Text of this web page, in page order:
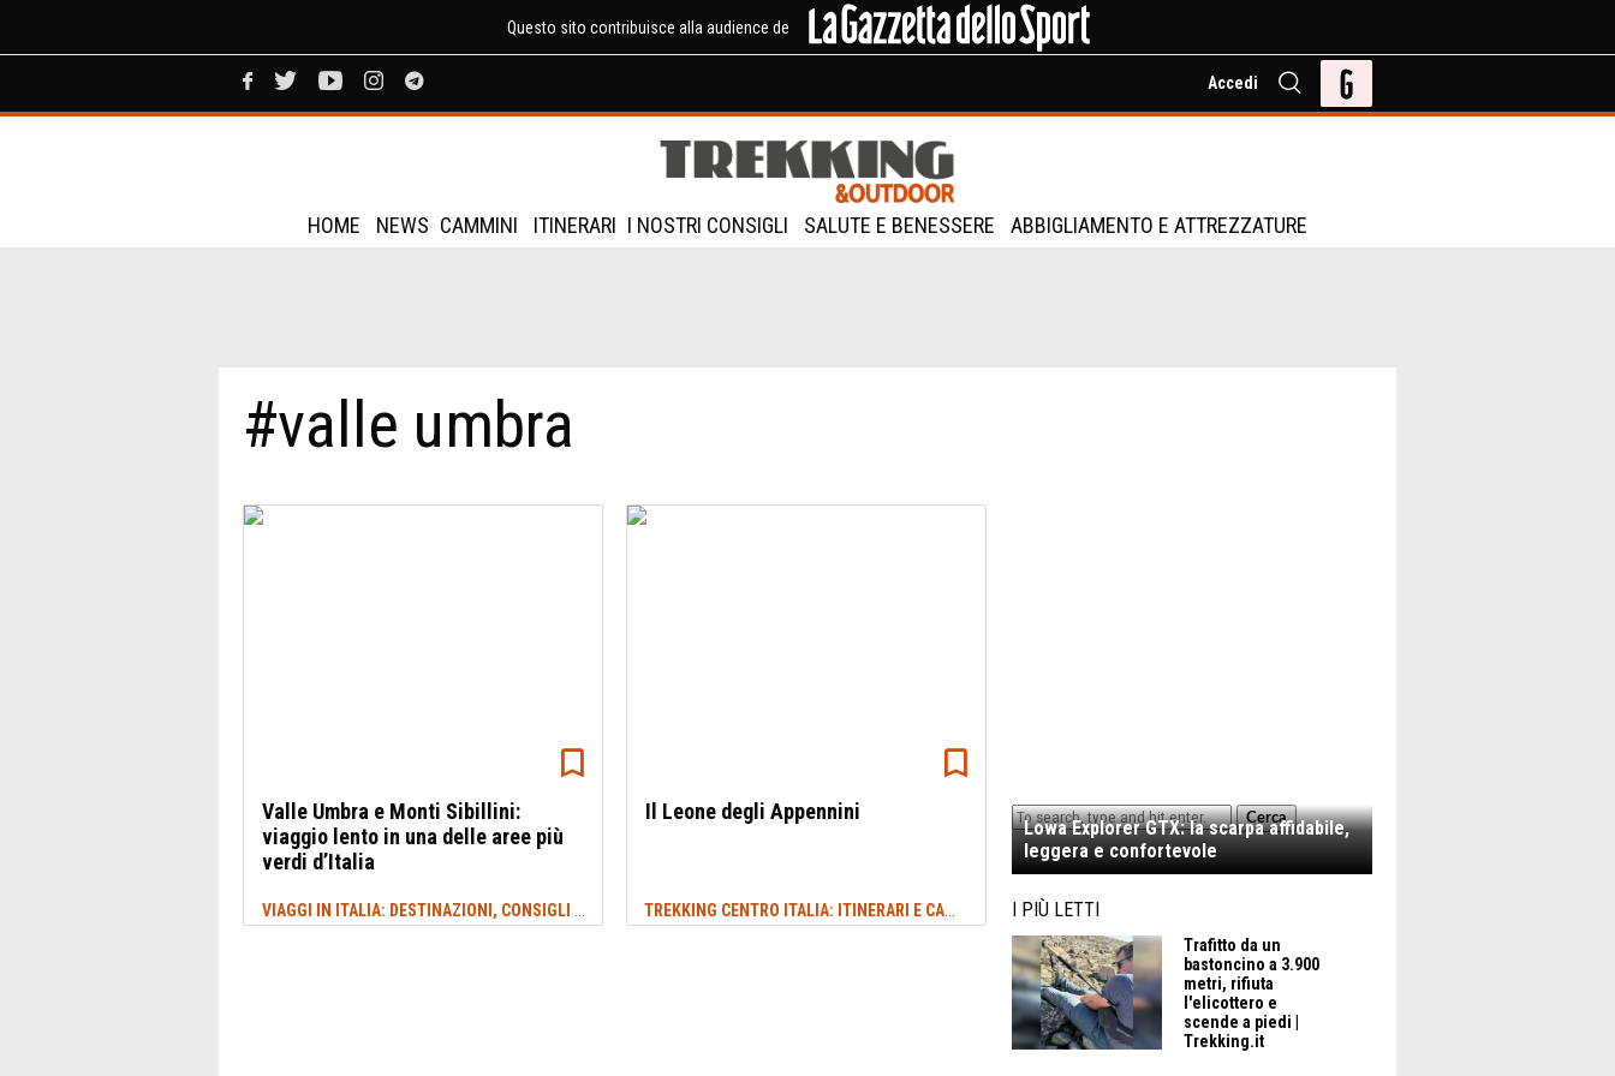
Questo sito contribuisce alla audience de
Accedi
HOME NEWS CAMMINI ITINERARI I NOSTRI CONSIGLI SALUTE E BENESSERE ABBIGLIAMENTO E ATTREZZATURE
#valle umbra
Valle Umbra e Monti Sibillini:
viaggio lento in una delle aree più
verdi d’Italia
VIAGGI IN ITALIA: DESTINAZIONI, CONSIGLI E IDEE DI VIAGGIO #VALLE UMBRA
Il Leone degli Appennini
TREKKING CENTRO ITALIA: ITINERARI E CAMMINI #VALLE UMBRA
Cerca
Lowa Explorer GTX: la scarpa affidabile,
leggera e confortevole
I PIÙ LETTI
Trafitto da un
bastoncino a 3.900
metri, rifiuta
l'elicottero e
scende a piedi |
Trekking.it